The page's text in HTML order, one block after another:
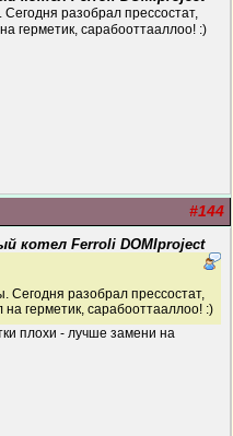
разобрал прессостат,
герметик, сарабооттааллоо! :)
#144
котел Ferroli DOMIproject
Сегодня разобрал прессостат,
герметик, сарабооттааллоо! :)
плохи - лучше замени на